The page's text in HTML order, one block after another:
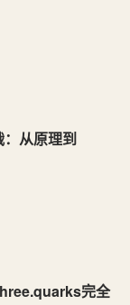
从原理到
完全